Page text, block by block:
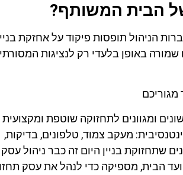
הבית המשותף?
הניהול תופסות פיקוד על אחזקת
שמורה באופן בלעדי רק לנציגות
מגוריכם
ומגוונים לתחזוקה שוטפת
מעקב צמוד, טלפונים, בדיקות,
שתחזוקת בניין היום זה כבר ניהול
הבית, מספיקה כדי לנהל את עסק